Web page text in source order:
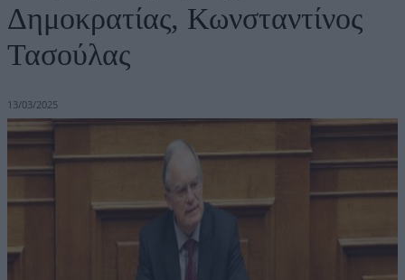
Δημοκρατίας, Κωνσταντίνος
Τασούλας
13/03/2025